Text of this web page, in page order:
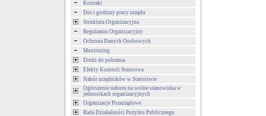
Kontakt
Dni i godziny pracy urzędu
Struktura Organizacyjna
Regulamin Organizacyjny
Ochrona Danych Osobowych
Monitoring
Druki do pobrania
Efekty Kontroli Starostwa
Nabór urzędników w Starostwie
Ogłoszenie naboru na wolne stanowiska w
jednostkach organizacyjnych
Organizacje Pozarządowe
Rada Działalności Pożytku Publicznego